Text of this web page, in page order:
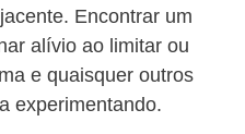
Encontrar um
alívio ao limitar ou
e quaisquer outros
experimentando.